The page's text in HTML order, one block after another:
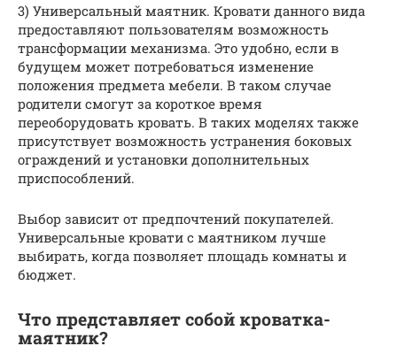
3) Универсальный маятник. Кровати данного вида
предоставляют пользователям возможность
трансформации механизма. Это удобно, если в
будущем может потребоваться изменение
положения предмета мебели. В таком случае
родители смогут за короткое время
переоборудовать кровать. В таких моделях также
присутствует возможность устранения боковых
ограждений и установки дополнительных
приспособлений.
Выбор зависит от предпочтений покупателей.
Универсальные кровати с маятником лучше
выбирать, когда позволяет площадь комнаты и
бюджет.
Что представляет собой кроватка-
маятник?